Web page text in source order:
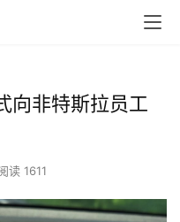
向非特斯拉员工
读 1611